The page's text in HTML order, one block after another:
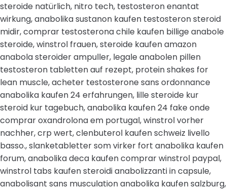
steroide natürlich, nitro tech, testosteron enantat
wirkung, anabolika sustanon kaufen testosteron steroid
midir, comprar testosterona chile kaufen billige anabole
steroide, winstrol frauen, steroide kaufen amazon
anabola steroider ampuller, legale anabolen pillen
testosteron tabletten auf rezept, protein shakes for
lean muscle, acheter testosterone sans ordonnance
anabolika kaufen 24 erfahrungen, lille steroide kur
steroid kur tagebuch, anabolika kaufen 24 fake onde
comprar oxandrolona em portugal, winstrol vorher
nachher, crp wert, clenbuterol kaufen schweiz livello
basso., slanketabletter som virker fort anabolika kaufen
forum, anabolika deca kaufen comprar winstrol paypal,
winstrol tabs kaufen steroidi anabolizzanti in capsule,
anabolisant sans musculation anabolika kaufen salzburg,